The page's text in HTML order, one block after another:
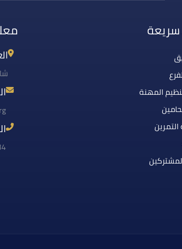
سريعة
المهنة
شارع 32